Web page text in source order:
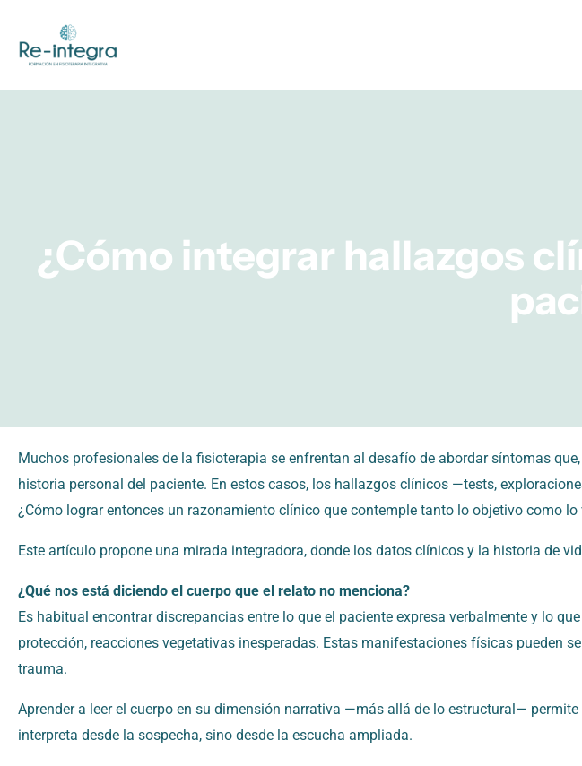
contenido
¿Cómo integrar hallazgos
Muchos profesionales de la fisioterapia se enfrentan al desafío de abordar síntomas
historia personal del paciente. En estos casos, los hallazgos clínicos —tests,
¿Cómo lograr entonces un razonamiento clínico que contemple tanto lo objetivo como lo
Este artículo propone una mirada integradora, donde los datos clínicos y la historia de
¿Qué nos está diciendo el cuerpo que el relato no menciona?
Es habitual encontrar discrepancias entre lo que el paciente expresa verbalmente y lo
protección, reacciones vegetativas inesperadas. Estas manifestaciones físicas pueden
trauma.
Aprender a leer el cuerpo en su dimensión narrativa —más allá de lo estructural—
interpreta desde la sospecha, sino desde la escucha ampliada.